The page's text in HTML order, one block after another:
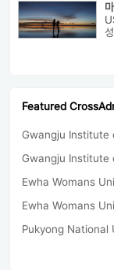
Featured
Gwangju Institute
Gwangju Institute
Ewha Womans
Ewha Womans
Pukyong National